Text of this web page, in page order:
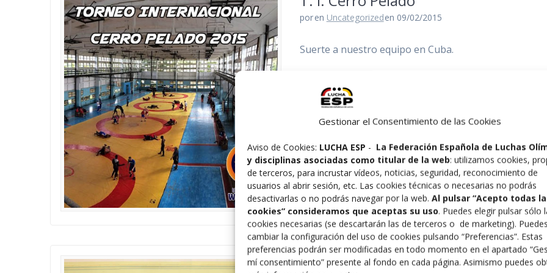
Gestionar el Consentimiento de las Cookies
Aviso de Cookies: LUCHA ESP - La Federación Española de Luchas
y disciplinas asociadas como titular de la web: utilizamos cookies,
de terceros, para incrustar vídeos, noticias, seguridad, reconocimiento de
usuarios al abrir sesión, etc. Las cookies técnicas o necesarias no podrás
desactivarlas o no podrás navegar por la web. Al pulsar “Acepto todas
cookies” consideramos que aceptas su uso. Puedes elegir pulsar sólo
cookies necesarias (se descartarán las de terceros o de marketing). Puedes
cambiar la configuración del uso de cookies pulsando “Preferencias”. Estas
preferencias podrán ser modificadas en todo momento en el apartado
mí consentimiento” presente al fondo en cada página. Asimismo puedes
poren Uncategorizeden 09/02/2015
Suerte a nuestro equipo en Cuba.
Proyecto Educativo Federación